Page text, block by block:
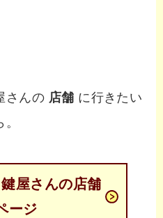
さんの 店舗 に行きたい
屋さんの店舗
ージ